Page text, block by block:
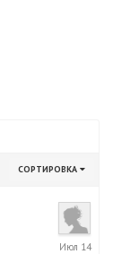
СОРТИРОВКА
31